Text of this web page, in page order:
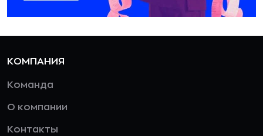
КОМПАНИЯ
Команда
О компании
Контакты